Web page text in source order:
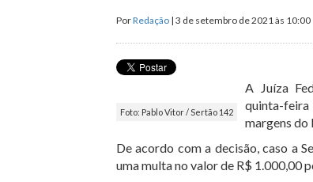
PorRedação | 3 de setembro de 2021 às 10:00
Foto: Pablo Vitor / Sertão 142
A Juíza
quinta-feira
margens do
De acordo com a decisão, caso a
uma multa no valor de R$ 1.000,00